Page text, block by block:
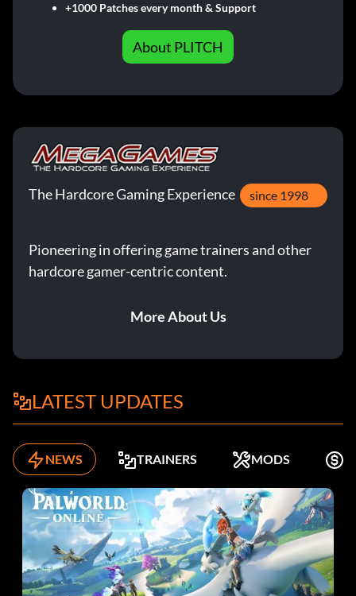
+1000 Patches every month & Support
About PLITCH
The Hardcore Gaming Experience since 1998
Pioneering in offering game trainers and other
hardcore gamer-centric content.
More About Us
LATEST UPDATES
NEWS TRAINERS MODS